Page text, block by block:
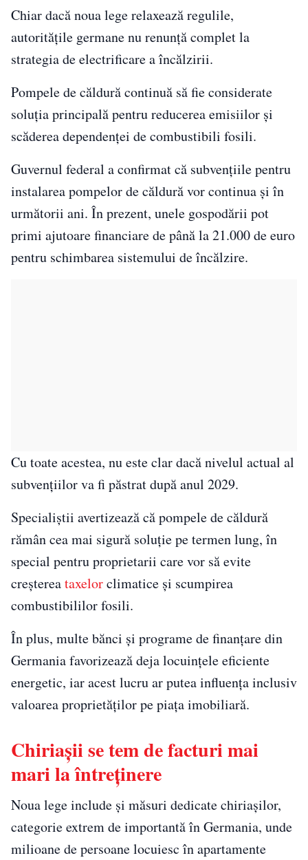
Chiar dacă noua lege relaxează regulile,
autoritățile germane nu renunță complet la
strategia de electrificare a încălzirii.
Pompele de căldură continuă să fie considerate
soluția principală pentru reducerea emisiilor și
scăderea dependenței de combustibili fosili.
Guvernul federal a confirmat că subvențiile pentru
instalarea pompelor de căldură vor continua și în
următorii ani. În prezent, unele gospodării pot
primi ajutoare financiare de până la 21.000 de euro
pentru schimbarea sistemului de încălzire.
Cu toate acestea, nu este clar dacă nivelul actual al
subvențiilor va fi păstrat după anul 2029.
Specialiștii avertizează că pompele de căldură
rămân cea mai sigură soluție pe termen lung, în
special pentru proprietarii care vor să evite
creștereataxelorclimatice și scumpirea
combustibililor fosili.
În plus, multe bănci și programe de finanțare din
Germania favorizează deja locuințele eficiente
energetic, iar acest lucru ar putea influența inclusiv
valoarea proprietăților pe piața imobiliară.
Chiriașii se tem de facturi mai
mari la întreținere
Noua lege include și măsuri dedicate chiriașilor,
categorie extrem de importantă în Germania, unde
milioane de persoane locuiesc în apartamente